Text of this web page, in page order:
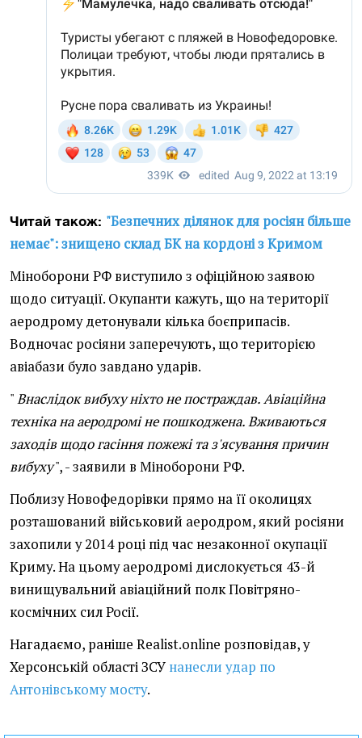
Читай також: "Безпечних ділянок для росіян більше
немає": знищено склад БК на кордоні з Кримом
Міноборони РФ виступило з офіційною заявою
щодо ситуації. Окупанти кажуть, що на території
аеродрому детонували кілька боєприпасів.
Водночас росіяни заперечують, що територією
авіабази було завдано ударів.
"Внаслідок вибуху ніхто не постраждав. Авіаційна
техніка на аеродромі не пошкоджена. Вживаються
заходів щодо гасіння пожежі та з'ясування причин
вибуху", - заявили в Міноборони РФ.
Поблизу Новофедорівки прямо на її околицях
розташований військовий аеродром, який росіяни
захопили у 2014 році під час незаконної окупації
Криму. На цьому аеродромі дислокується 43-й
винищувальний авіаційний полк Повітряно-
космічних сил Росії.
Нагадаємо, раніше Realist.online розповідав, у
Херсонській області ЗСУ нанесли удар по
Антонівському мосту.